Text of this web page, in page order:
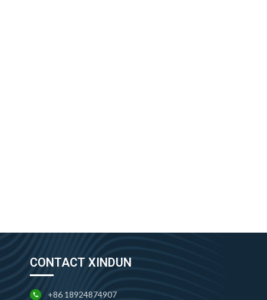
CONTACT XINDUN
+86 18924874907